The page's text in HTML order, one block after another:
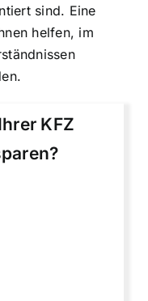
sind. Eine
helfen, im
KFZ